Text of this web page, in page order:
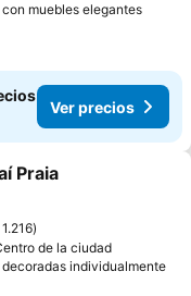
muebles elegantes
Ver precios
favoritos
Praia
1.216
de la ciudad
individualmente